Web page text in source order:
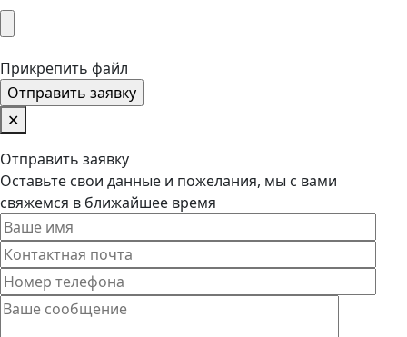
Прикрепить файл
✕
Отправить заявку
Оставьте свои данные и пожелания, мы с вами
свяжемся в ближайшее время